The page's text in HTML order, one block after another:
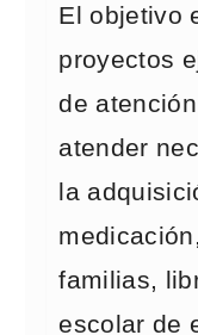
El objetivo
proyectos
de
atender
la
familias,
escolar de